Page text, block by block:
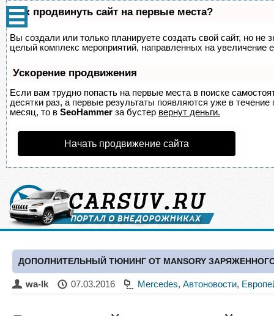
Как продвинуть сайт на первые места?
Вы создали или только планируете создать свой сайт, но не
целый комплекс мероприятий, направленных на увеличение
Ускорение продвижения
Если вам трудно попасть на первые места в поиске
десятки раз, а первые результаты появляются уже в
месяц, то в SeoHammer за бустер вернут деньги.
Начать продвижение сайта
ДОПОЛНИТЕЛЬНЫЙ ТЮНИНГ ОТ MANSORY ЗАРЯЖЕННОГО
wa-lk 07.03.2016 Mercedes, Автоновости,